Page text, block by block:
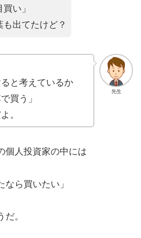
買い」
も出てたけど？
先生
ると考えているか
買う」
。
個人投資家の中には
なら買いたい」
。